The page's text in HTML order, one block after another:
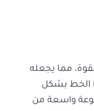
مما يجعله
الخط بشكل
واسعة من